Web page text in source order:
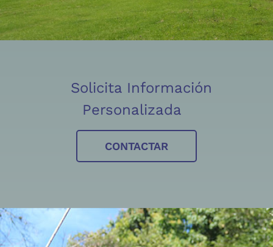
Solicita Información
Personalizada
CONTACTAR